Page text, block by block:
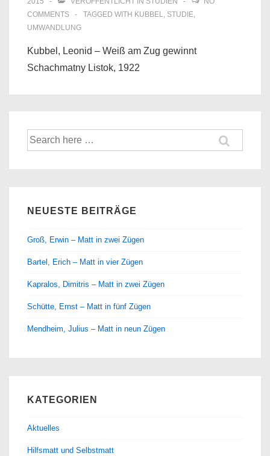
COMMENTS
TAGGED WITH KUBBEL, STUDIE,
UMWANDLUNG
Kubbel, Leonid – Weiß am Zug gewinnt
Schachmatny Listok, 1922
Suche
nach:
NEUESTE BEITRÄGE
Groß, Erwin – Matt in zwei Zügen
Bartel, Erich – Matt in vier Zügen
Kapralos, Dimitris – Matt in zwei Zügen
Schütte, Ernst – Matt in fünf Zügen
Mendheim, Julius – Matt in neun Zügen
KATEGORIEN
Aktuelles
Hilfsmatt und Selbstmatt